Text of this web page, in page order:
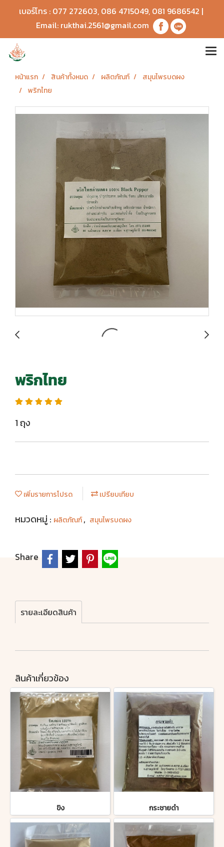
เบอร์โทร : 077 272603, 086 4715049, 081 9686542 |
Email: rukthai.2561@gmail.com
หน้าแรก สินค้าทั้งหมด ผลิตภัณฑ์
สมุนไพรบดผง
พริกไทย
พริกไทย
1 ถุง
เพิ่มรายการโปรด เปรียบเทียบ
หมวดหมู่ : ผลิตภัณฑ์, สมุนไพรบดผง
Share
รายละเอียดสินค้า
สินค้าเกี่ยวข้อง
ขิง กระชายดำ